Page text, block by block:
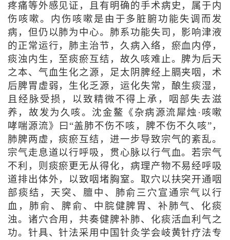
疼痛等外感见证，且有明确的手术病史，属于内
伤咳嗽。内伤咳嗽是由于多脏腑功能失调而发
病，但仍以肺为中心。肺系功能失司，影响津液
的正常运行，肺主治节，久病入络，瘀血内停，
痰浊内生，至痰瘀互结，故久咳难止。脾为后天
之本、气血生化之源，足太阴脾经上膈夹咽，术
后脾胃虚弱，生化乏源，运化失常，酿生痰湿，
且经脉受损，以致精微不得上承，咽部失去滋
养，故发为久咳。沈金鳌《杂病源流犀烛·咳嗽
哮喘源流》曰“盖肺不伤不咳，脾不伤不久咳”，
肺脾两虚，痰瘀互结，进一步导致宗气的紊乱。
宗气走息道以行呼吸，贯心脉以行气血。若宗气
不利，则痰瘀更无从得化，病理产物不易经呼吸
道排出体外，以致咽堵胸窒。取穴以扶突开通咽
部痰结，天突、膻中、肺俞三穴宣通宗气以行
血，肺俞、脾俞、中脘健脾胃、补肺气、化痰
浊。诸穴合用，共奏健脾补肺、化痰活血利气之
功。针具、针法采用中国针灸学会岐黄针疗法专